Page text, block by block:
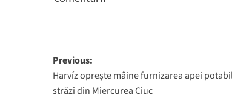
Post
navigation
Previous:
Harvíz oprește mâine furnizarea apei
străzi din Miercurea Ciuc